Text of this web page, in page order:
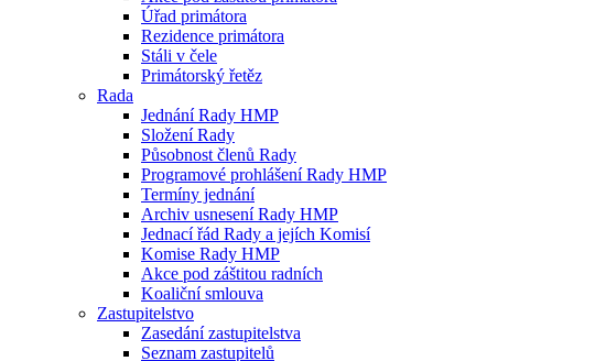
Úřad primátora
Rezidence primátora
Stáli v čele
Primátorský řetěz
Rada
Jednání Rady HMP
Složení Rady
Působnost členů Rady
Programové prohlášení Rady HMP
Termíny jednání
Archiv usnesení Rady HMP
Jednací řád Rady a jejích Komisí
Komise Rady HMP
Akce pod záštitou radních
Koaliční smlouva
Zastupitelstvo
Zasedání zastupitelstva
Seznam zastupitelů